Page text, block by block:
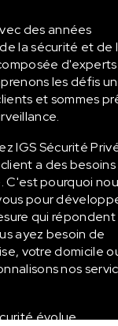
des années
la sécurité et de
d'experts
les défis
et sommes
IGS Sécurité
a des besoins
C'est pourquoi
pour
qui répondent
ayez besoin de
votre domicile
nos
évolue